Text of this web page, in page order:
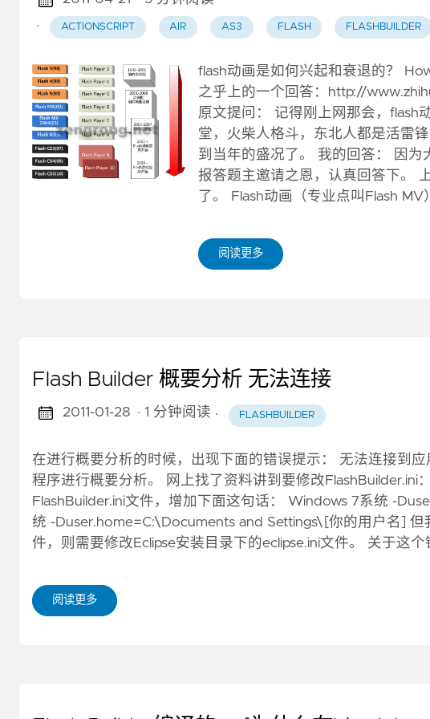
·
ACTIONSCRIPT AIR AS3 FLASH FLASHBUILDER
flash动画是如何兴起和衰退的？
之乎上的一个回答：http://
原文提问： 记得刚上网那会，flash
堂，火柴人格斗，东北人都是活雷
到当年的盛况了。 我的回答： 因
报答题主邀请之恩，认真回答下。
了。 Flash动画（专业点叫Flash
阅读更多
Flash Builder 概要分析 无法连接
2011-01-28 · 1 分钟阅读 · FLASHBUILDER
在进行概要分析的时候，出现下面的错误提示： 无法连接到
程序进行概要分析。 网上找了资料讲到要修改FlashBuilder.ini
FlashBuilder.ini文件，增加下面这句话： Windows 7系统 -
统 -Duser.home=C:\Documents and Settings\[你的用户名] 但
件，则需要修改Eclipse安装目录下的eclipse.ini文件。 关于这
阅读更多